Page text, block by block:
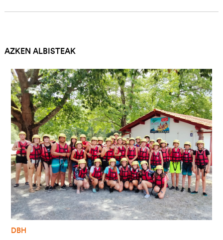
AZKEN ALBISTEAK
Irudia
DBH